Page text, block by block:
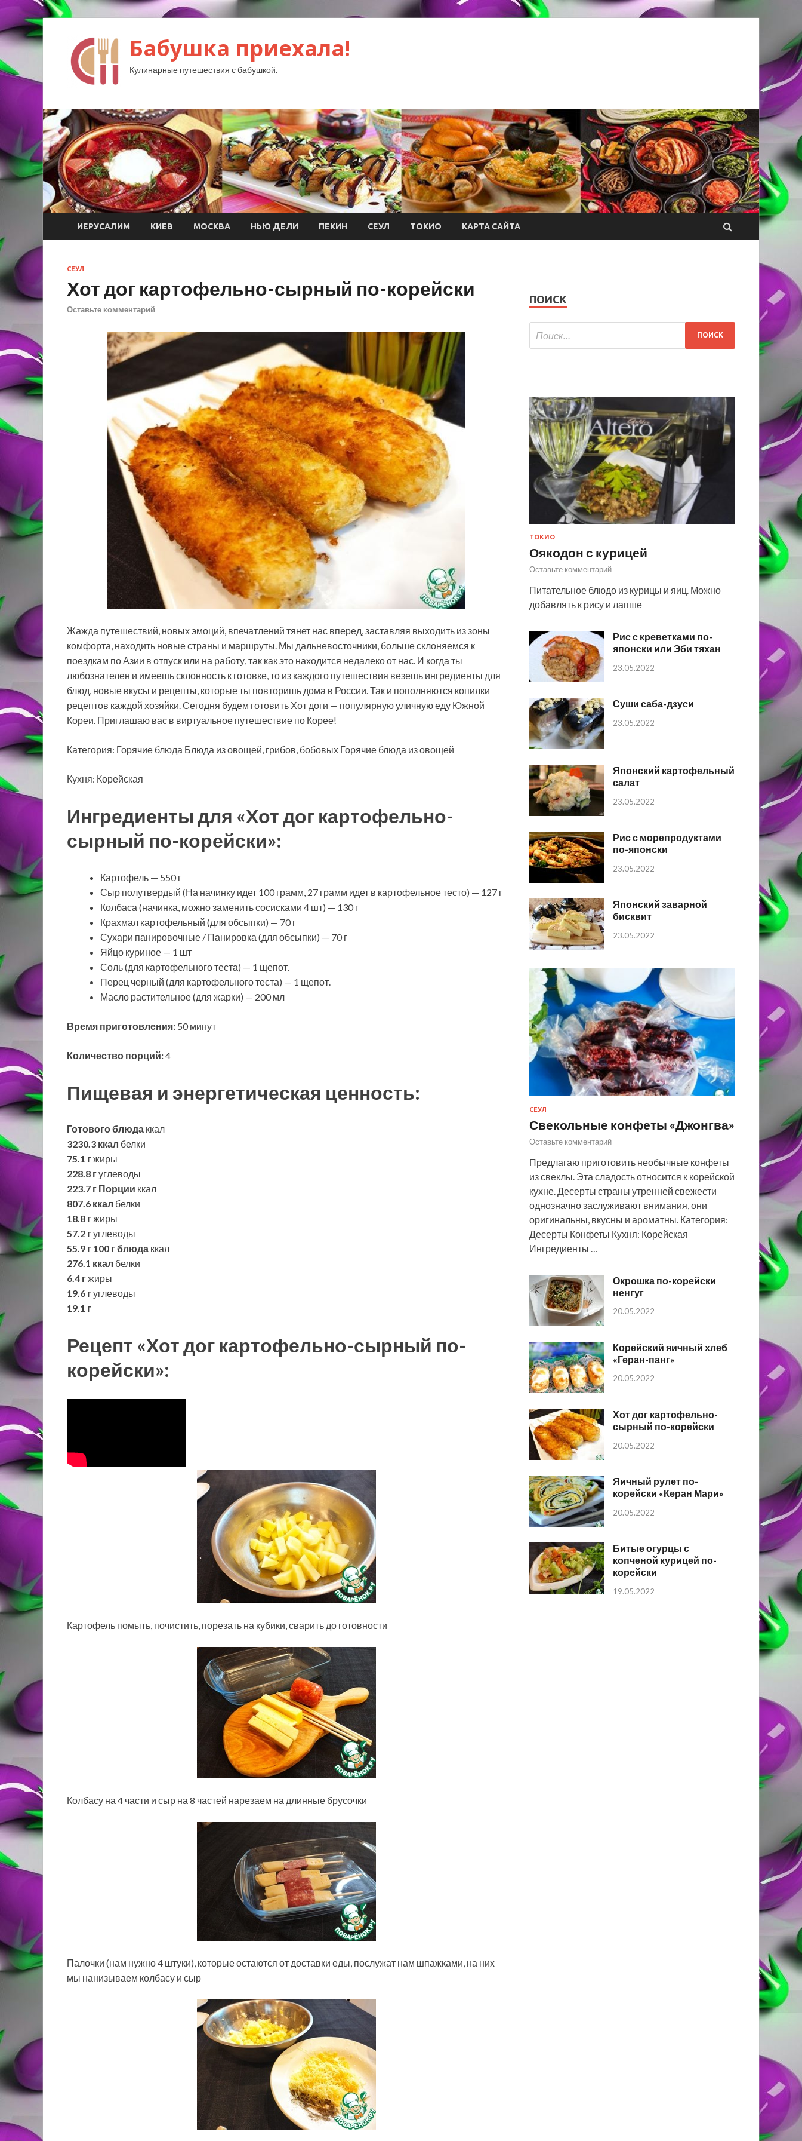
Бабушка приехала!
Кулинарные путешествия с бабушкой.
ИЕРУСАЛИМ КИЕВ МОСКВА НЬЮ ДЕЛИ ПЕКИН СЕУЛ ТОКИО КАРТА САЙТА
СЕУЛ
Хот дог картофельно-сырный по-корейски
Оставьте комментарий
Жажда путешествий, новых эмоций, впечатлений тянет нас вперед, заставляя выходить из зоны
комфорта, находить новые страны и маршруты. Мы дальневосточники, больше склоняемся к
поездкам по Азии в отпуск или на работу, так как это находится недалеко от нас. И когда ты
любознателен и имеешь склонность к готовке, то из каждого путешествия везешь ингредиенты для
блюд, новые вкусы и рецепты, которые ты повторишь дома в России. Так и пополняются копилки
рецептов каждой хозяйки. Сегодня будем готовить Хот доги — популярную уличную еду Южной
Кореи. Приглашаю вас в виртуальное путешествие по Корее!
Категория: Горячие блюда Блюда из овощей, грибов, бобовых Горячие блюда из овощей
Кухня: Корейская
Ингредиенты для «Хот дог картофельно-
сырный по-корейски»:
Картофель — 550 г
Сыр полутвердый (На начинку идет 100 грамм, 27 грамм идет в картофельное тесто) — 127 г
Колбаса (начинка, можно заменить сосисками 4 шт) — 130 г
Крахмал картофельный (для обсыпки) — 70 г
Сухари панировочные / Панировка (для обсыпки) — 70 г
Яйцо куриное — 1 шт
Соль (для картофельного теста) — 1 щепот.
Перец черный (для картофельного теста) — 1 щепот.
Масло растительное (для жарки) — 200 мл
Время приготовления: 50 минут
Количество порций:4
Пищевая и энергетическая ценность:
Готового блюда ккал
3230.3 ккал белки
75.1 гжиры
228.8 гуглеводы
223.7 г Порции ккал
807.6 ккал белки
18.8 гжиры
57.2 гуглеводы
55.9 г 100 г блюда ккал
276.1 ккал белки
6.4 гжиры
19.6 гуглеводы
19.1 г
Рецепт «Хот дог картофельно-сырный по-
корейски»:
Картофель помыть, почистить, порезать на кубики, сварить до готовности
Колбасу на 4 части и сыр на 8 частей нарезаем на длинные брусочки
Палочки (нам нужно 4 штуки), которые остаются от доставки еды, послужат нам шпажками, на них
мы нанизываем колбасу и сыр
ПОИСК
ТОКИО
Оякодон с курицей
Оставьте комментарий
Питательное блюдо из курицы и яиц. Можно
добавлять к рису и лапше
Рис с креветками по-
японски или Эби тяхан
23.05.2022
Суши саба-дзуси
23.05.2022
Японский картофельный
салат
23.05.2022
Рис с морепродуктами
по-японски
23.05.2022
Японский заварной
бисквит
23.05.2022
СЕУЛ
Свекольные конфеты «Джонгва»
Оставьте комментарий
Предлагаю приготовить необычные конфеты
из свеклы. Эта сладость относится к корейской
кухне. Десерты страны утренней свежести
однозначно заслуживают внимания, они
оригинальны, вкусны и ароматны. Категория:
Десерты Конфеты Кухня: Корейская
Ингредиенты …
Окрошка по-корейски
ненгуг
20.05.2022
Корейский яичный хлеб
«Геран-панг»
20.05.2022
Хот дог картофельно-
сырный по-корейски
20.05.2022
Яичный рулет по-
корейски «Керан Мари»
20.05.2022
Битые огурцы с
копченой курицей по-
корейски
19.05.2022